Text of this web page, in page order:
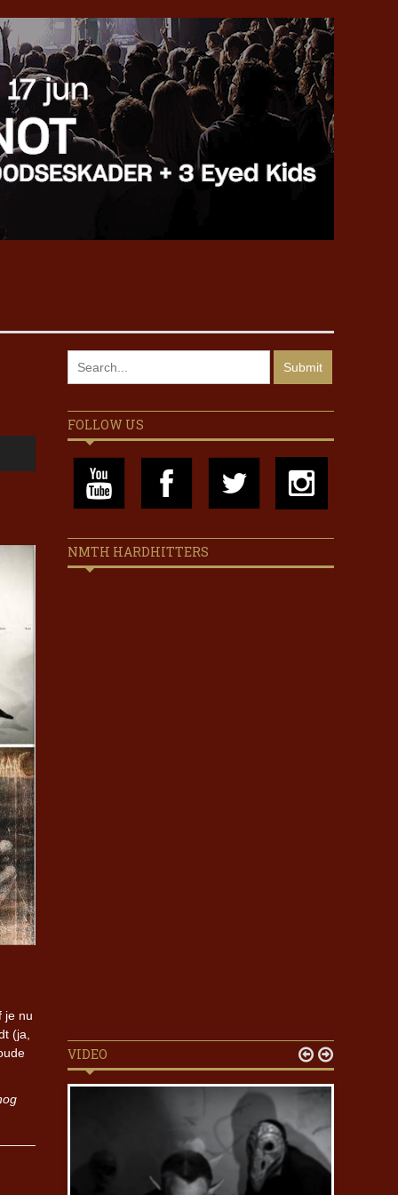
je nu
(ja,
FOLLOW US
NMTH HARDHITTERS
VIDEO  